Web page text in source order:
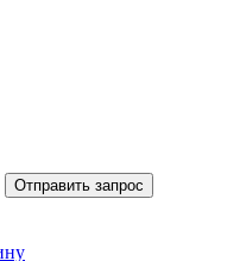
Отправить запрос